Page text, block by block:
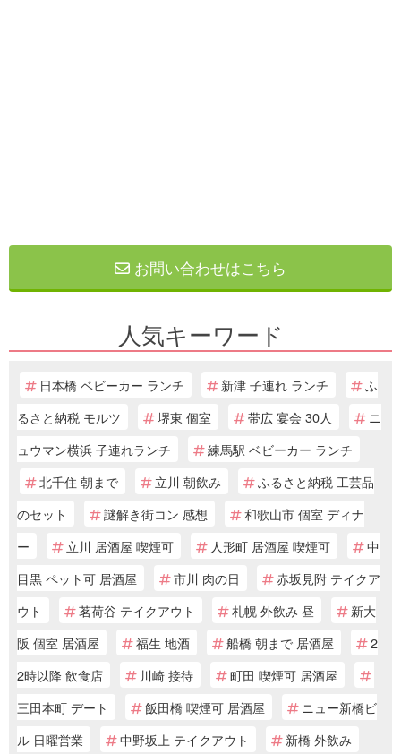
お問い合わせはこちら
人気キーワード
日本橋 ベビーカー ランチ 新津 子連れ ランチ
ふ
るさと納税 モルツ
堺東 個室 帯広 宴会 30人
ニ
ュウマン横浜 子連れランチ
練馬駅 ベビーカー ランチ
北千住 朝まで
立川 朝飲み
ふるさと納税 工芸品
のセット
謎解き街コン 感想
和歌山市 個室 ディナ
ー
立川 居酒屋 喫煙可 人形町 居酒屋 喫煙可
中
目黒 ペット可 居酒屋
市川 肉の日
赤坂見附 テイクア
ウト
茗荷谷 テイクアウト 札幌 外飲み 昼
新大
阪 個室 居酒屋
福生 地酒 船橋 朝まで 居酒屋
2
2時以降 飲食店
川崎 接待
町田 喫煙可 居酒屋
三田本町 デート
飯田橋 喫煙可 居酒屋
ニュー新橋ビ
ル 日曜営業
中野坂上 テイクアウト 新橋 外飲み